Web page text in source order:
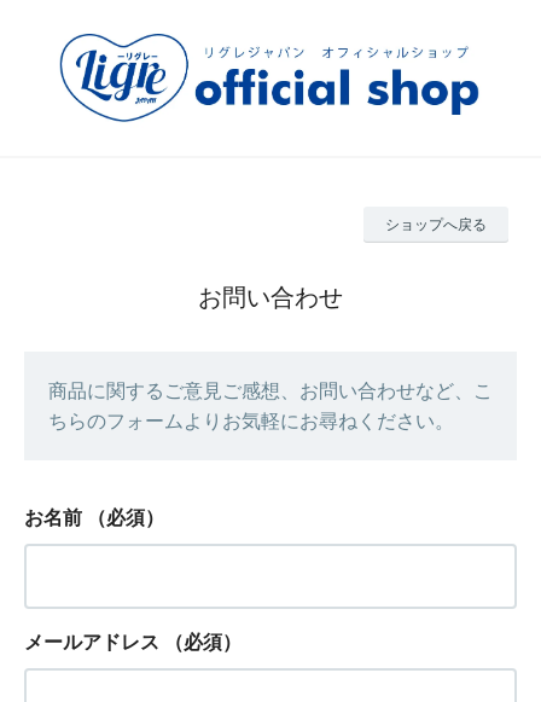
ショップへ戻る
お問い合わせ
商品に関するご意見ご感想、お問い合わせなど、こ
ちらのフォームよりお気軽にお尋ねください。
お名前 （必須）
メールアドレス （必須）